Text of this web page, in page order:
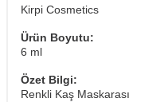
Kirpi Cosmetics
Ürün Boyutu:
6 ml
Özet Bilgi:
Renkli Kaş Maskarası